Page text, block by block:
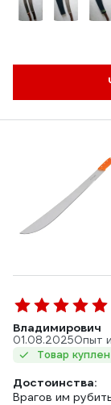
Владимирович
01.08.2025Опыт
Товар
Достоинства:
Врагов им